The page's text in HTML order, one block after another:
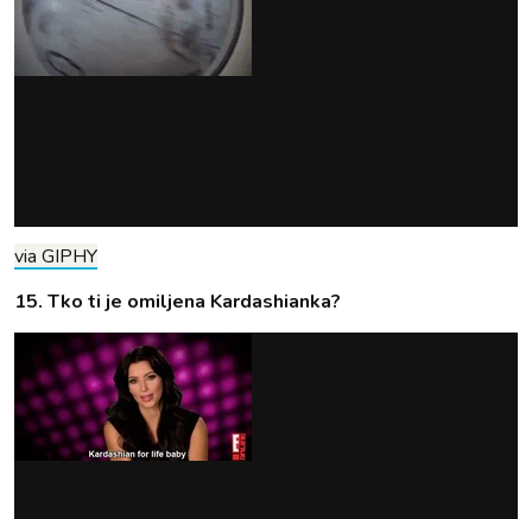
via GIPHY
15. Tko ti je omiljena Kardashianka?